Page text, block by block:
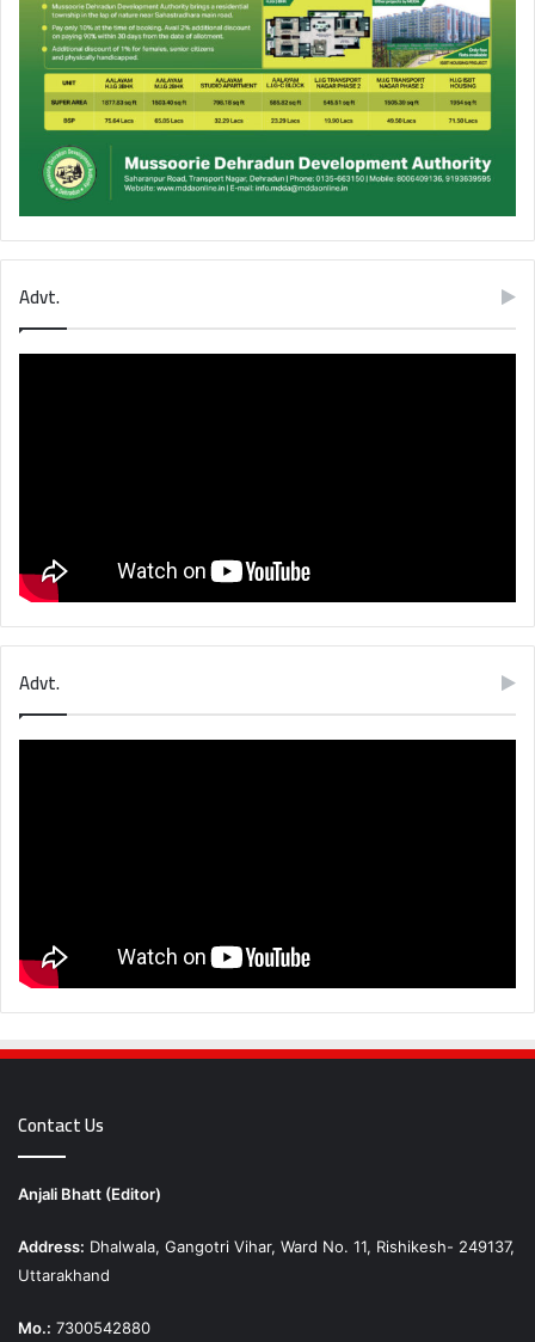
Advt.
Advt.
Contact Us
Anjali Bhatt (Editor)
Address: Dhalwala, Gangotri Vihar, Ward No. 11, Rishikesh- 249137,
Uttarakhand
Mo.: 7300542880